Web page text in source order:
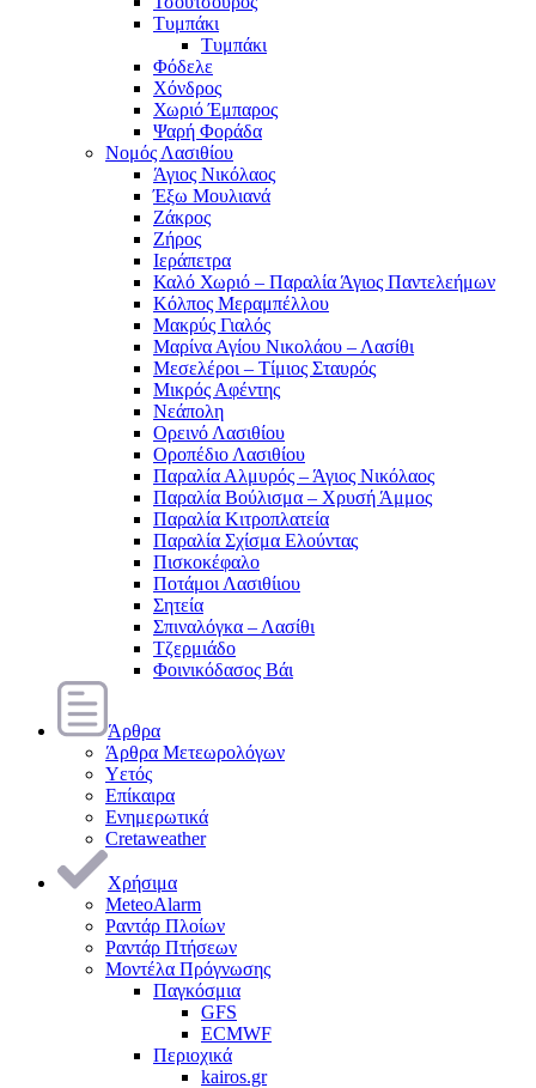
Τυμπάκι
Τυμπάκι
Φόδελε
Χόνδρος
Χωριό Έμπαρος
Ψαρή Φοράδα
Νομός Λασιθίου
Άγιος Νικόλαος
Έξω Μουλιανά
Ζάκρος
Ζήρος
Ιεράπετρα
Καλό Χωριό – Παραλία Άγιος Παντελεήμων
Κόλπος Μεραμπέλλου
Μακρύς Γιαλός
Μαρίνα Αγίου Νικολάου – Λασίθι
Μεσελέροι – Τίμιος Σταυρός
Μικρός Αφέντης
Νεάπολη
Ορεινό Λασιθίου
Οροπέδιο Λασιθίου
Παραλία Αλμυρός – Άγιος Νικόλαος
Παραλία Βούλισμα – Χρυσή Άμμος
Παραλία Κιτροπλατεία
Παραλία Σχίσμα Ελούντας
Πισκοκέφαλο
Ποτάμοι Λασιθίιου
Σητεία
Σπιναλόγκα – Λασίθι
Τζερμιάδο
Φοινικόδασος Βάι
Άρθρα
Άρθρα Μετεωρολόγων
Υετός
Επίκαιρα
Ενημερωτικά
Cretaweather
Χρήσιμα
MeteoAlarm
Ραντάρ Πλοίων
Ραντάρ Πτήσεων
Μοντέλα Πρόγνωσης
Παγκόσμια
GFS
ECMWF
Περιοχικά
kairos.gr